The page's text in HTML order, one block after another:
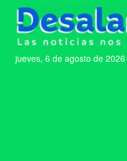
jueves, 6 de agosto de 2026